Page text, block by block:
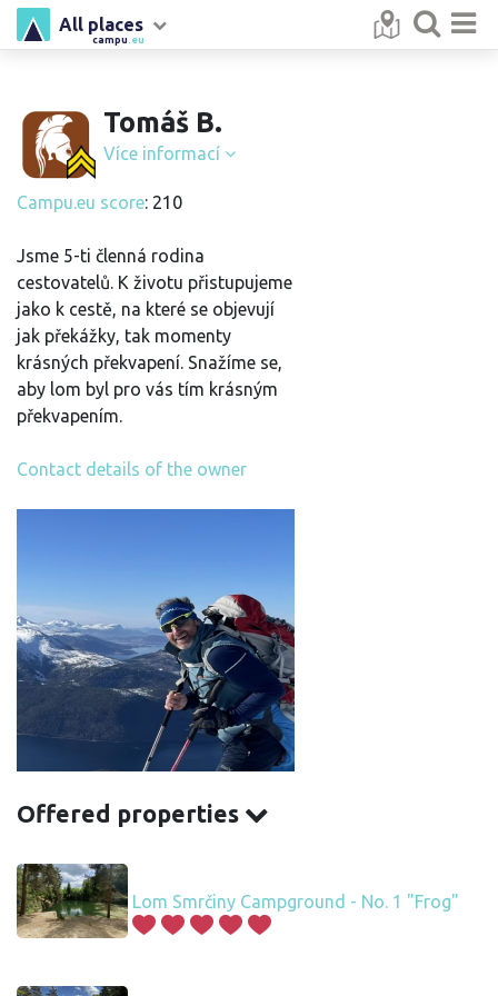
campu .eu
All places
Tomáš B.
Více informací
Campu.eu score: 210
Jsme 5-ti členná rodina
cestovatelů. K životu přistupujeme
jako k cestě, na které se objevují
jak překážky, tak momenty
krásných překvapení. Snažíme se,
aby lom byl pro vás tím krásným
překvapením.
Contact details of the owner
Offered properties
Lom Smrčiny Campground - No. 1 "Frog"